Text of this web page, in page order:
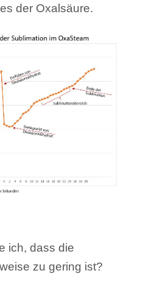
der Oxalsäure.
ich, dass die
zu gering ist?